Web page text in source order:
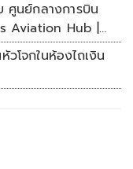
ศูนย์กลางการบิน
Aviation Hub |
ห์โจกในห้องไถเงิน